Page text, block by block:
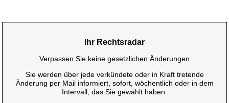
Ihr Rechtsradar
Verpassen Sie keine gesetzlichen Änderungen
Sie werden über jede verkündete oder in Kraft tretende
Änderung per Mail informiert, sofort, wöchentlich oder in dem
Intervall, das Sie gewählt haben.